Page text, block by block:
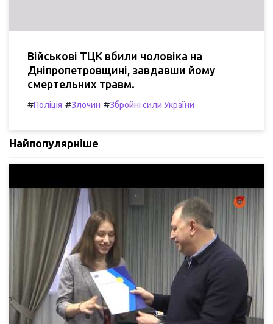
Військові ТЦК вбили чоловіка на
Дніпропетровщині, завдавши йому
смертельних травм.
#Поліція #Злочин #Збройні сили України
Найпопулярніше